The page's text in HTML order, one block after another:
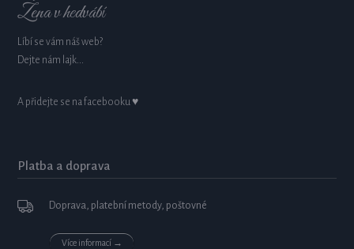
Žena v hedvábí
Líbí se vám náš web?
Dejte nám lajk...
A přidejte se na facebooku ♥
Platba a doprava
Doprava, platební metody, poštovné
Více informací →